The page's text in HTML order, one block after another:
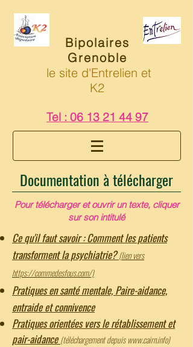
Bipolaires
Grenoble
le site d'Entrelien et
K2
Tel : 06 13 21 44 97
Documentation à télécharger
Pour télécharger et ouvrir un texte, cliquer
sur son intitulé
Ce qu'il faut savoir : Comment les patients
transforment la psychiatrie?(lien vers
https://commedesfous.com/)
Pratiques en santé mentale, Paire-aidance,
entraide et connivence
Pratiques orientées vers le rétablissement et
pair-aidance(téléchargement depuis www.cairn.info)